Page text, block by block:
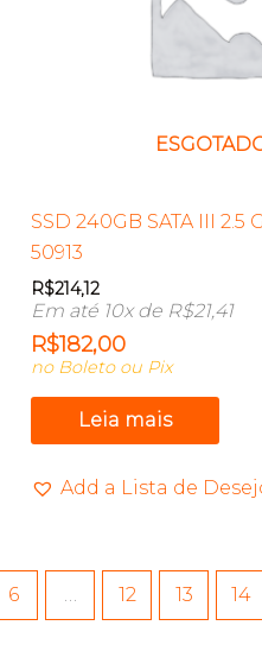
SSD 240GB SATA III 2.5
50913
R$214,12
Em até 10x de R$21,41
R$182,00
no Boleto ou Pix
Leia mais
Add a Lista de
6 12 13 14